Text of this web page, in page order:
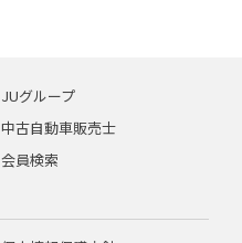
JUグループ
中古自動車販売士
会員検索